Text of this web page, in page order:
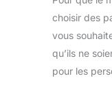
choisir des
vous
qu’ils ne
pour les